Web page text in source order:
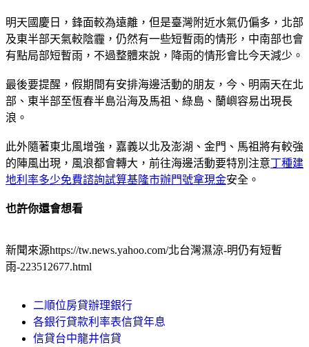
明天國慶日，鋒面較為遠離，但是臺灣附近水氣仍偏多，北部
及東半部天氣較陰霾，仍然有一些短暫雨的情形，中南部也會
有點局部短暫雨，不過整體來說，降雨的情形會比今天減少。
最後要提醒，假期間有安排海邊活動的朋友，今、明兩天在北
部、東半部至恆春半島沿海及馬祖、綠島、蘭嶼容易出現長
浪。
此外隨著東北風增強，嘉義以北及澎湖、金門、馬祖將有較強
的陣風出現，風浪都會轉大，前往海邊活動要特別注意丁種建
地利率多少免費諮詢試算基隆市辦門號拿現金安全。
也許你還會想看
新聞來源https://tw.news.yahoo.com/北台灣濕涼-明仍有短暫
雨-223512677.html
二順位房貸辦理銀行
各銀行貸款利率表信貸年息
信貸台中龍井信貸